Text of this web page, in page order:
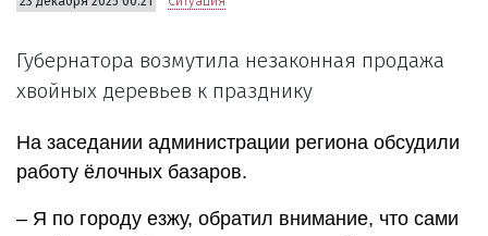
Губернатора возмутила незаконная продажа
хвойных деревьев к празднику
На заседании администрации региона обсудили
работу ёлочных базаров.
– Я по городу езжу, обратил внимание, что сами